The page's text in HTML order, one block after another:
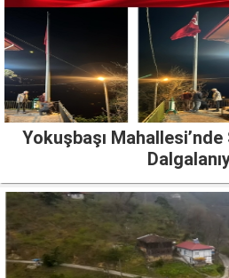
Yokuşbaşı Mahallesi’nde